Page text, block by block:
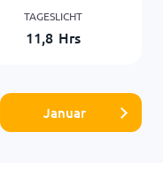
TAGESLICHT
11,8 Hrs
Januar